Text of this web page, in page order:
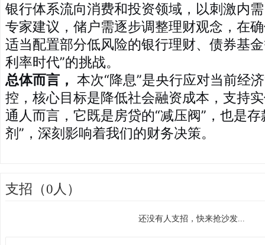
银行体系流向消费和投资领域，以刺激内
专家建议，储户需逐步调整理财观念，在
适当配置部分低风险的银行理财、债券基
利率时代”的挑战。
总体而言， 本次“降息”是央行应对当前经
控，核心目标是降低社会融资成本，支持
通人而言，它既是房贷的“减压阀”，也是
剂”，深刻影响着我们的财务决策。
支招（0人）
还没有人支招，快来抢沙发...